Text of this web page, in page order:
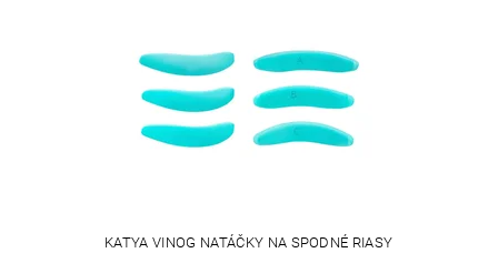
KATYA VINOG NATÁČKY NA SPODNÉ RIASY